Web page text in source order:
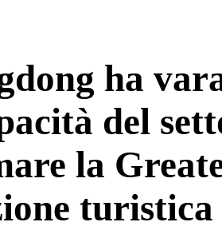
ha
del
la